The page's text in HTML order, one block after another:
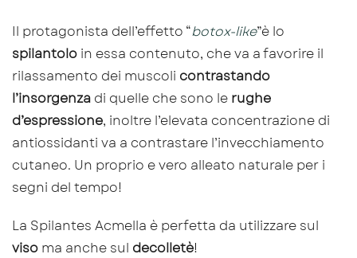
Il protagonista dell’effetto “botox-like”è lo
spilantolo in essa contenuto, che va a favorire il
rilassamento dei muscoli contrastando
l’insorgenza di quelle che sono le rughe
d’espressione, inoltre l’elevata concentrazione di
antiossidanti va a contrastare l’invecchiamento
cutaneo. Un proprio e vero alleato naturale per i
segni del tempo!
La Spilantes Acmella è perfetta da utilizzare sul
viso ma anche sul decolletè!